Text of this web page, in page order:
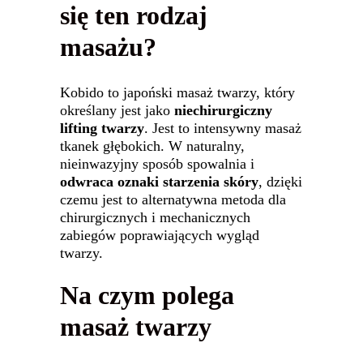
się ten rodzaj
masażu?
Kobido to japoński masaż twarzy, który
określany jest jako niechirurgiczny
lifting twarzy. Jest to intensywny masaż
tkanek głębokich. W naturalny,
nieinwazyjny sposób spowalnia i
odwraca oznaki starzenia skóry, dzięki
czemu jest to alternatywna metoda dla
chirurgicznych i mechanicznych
zabiegów poprawiających wygląd
twarzy.
Na czym polega
masaż twarzy